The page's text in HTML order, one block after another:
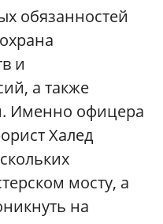
обязанностей
и
а также
Именно офицера
Халед
мосту, а
на